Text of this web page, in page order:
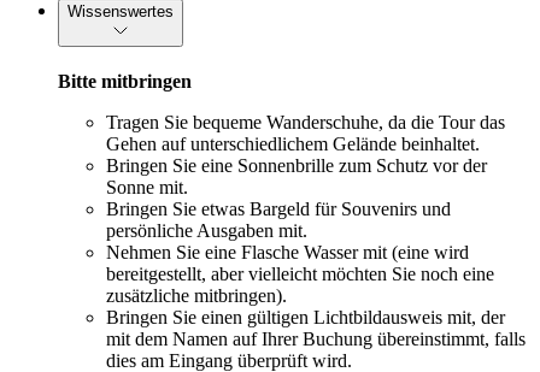
Wissenswertes
Bitte mitbringen
Tragen Sie bequeme Wanderschuhe, da die Tour das
Gehen auf unterschiedlichem Gelände beinhaltet.
Bringen Sie eine Sonnenbrille zum Schutz vor der
Sonne mit.
Bringen Sie etwas Bargeld für Souvenirs und
persönliche Ausgaben mit.
Nehmen Sie eine Flasche Wasser mit (eine wird
bereitgestellt, aber vielleicht möchten Sie noch eine
zusätzliche mitbringen).
Bringen Sie einen gültigen Lichtbildausweis mit, der
mit dem Namen auf Ihrer Buchung übereinstimmt, falls
dies am Eingang überprüft wird.